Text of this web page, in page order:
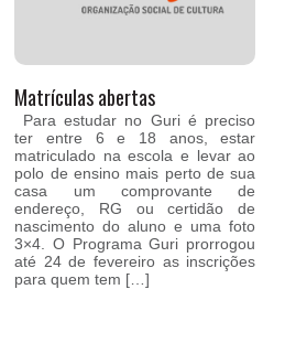
Matrículas abertas
Para estudar no Guri é preciso
ter entre 6 e 18 anos, estar
matriculado na escola e levar ao
polo de ensino mais perto de sua
casa um comprovante de
endereço, RG ou certidão de
nascimento do aluno e uma foto
3×4. O Programa Guri prorrogou
até 24 de fevereiro as inscrições
para quem tem […]